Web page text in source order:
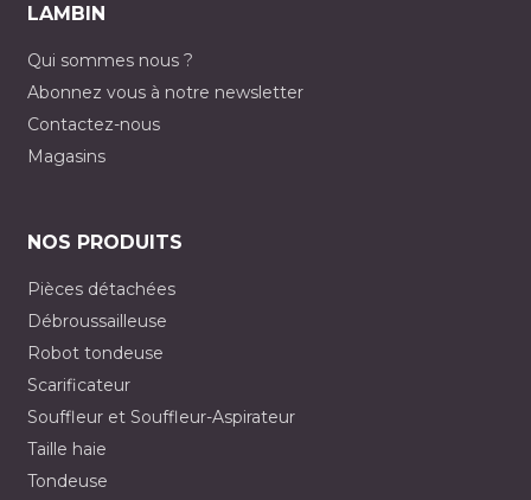
LAMBIN
Qui sommes nous ?
Abonnez vous à notre newsletter
Contactez-nous
Magasins
NOS PRODUITS
Pièces détachées
Débroussailleuse
Robot tondeuse
Scarificateur
Souffleur et Souffleur-Aspirateur
Taille haie
Tondeuse